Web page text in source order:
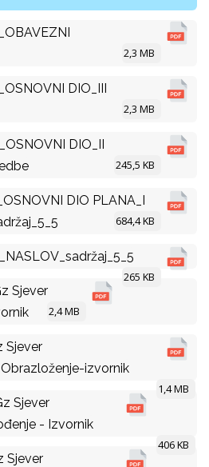
2,3 MB
DIO_III
2,3 MB
DIO_II
245,5 KB
DIO PLANA_I
684,4 KB
265 KB
Sjever
2,4 MB
Sjever
Obrazloženje-izvornik
1,4 MB
Sjever
- Izvornik
406 KB
Sjever